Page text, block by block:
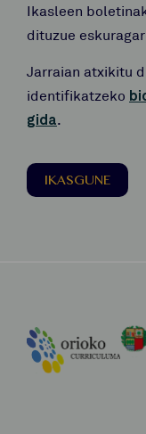
Ikasleen
dituzue
Jarraian atxikitu
identifikatzeko
gida.
IKASGUNE